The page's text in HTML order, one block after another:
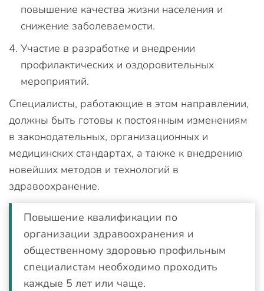
повышение качества жизни населения и
снижение заболеваемости.
Участие в разработке и внедрении
профилактических и оздоровительных
мероприятий.
Специалисты, работающие в этом направлении,
должны быть готовы к постоянным изменениям
в законодательных, организационных и
медицинских стандартах, а также к внедрению
новейших методов и технологий в
здравоохранение.
Повышение квалификации по
организации здравоохранения и
общественному здоровью профильным
специалистам необходимо проходить
каждые 5 лет или чаще.